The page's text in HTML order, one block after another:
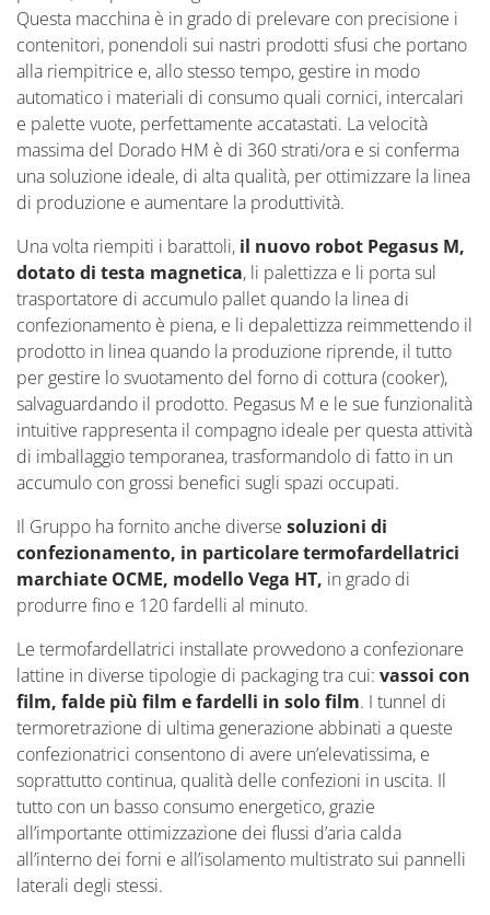
Questa macchina è in grado di prelevare con precisione i
contenitori, ponendoli sui nastri prodotti sfusi che portano
alla riempitrice e, allo stesso tempo, gestire in modo
automatico i materiali di consumo quali cornici, intercalari
e palette vuote, perfettamente accatastati. La velocità
massima del Dorado HM è di 360 strati/ora e si conferma
una soluzione ideale, di alta qualità, per ottimizzare la linea
di produzione e aumentare la produttività.
Una volta riempiti i barattoli, il nuovo robot Pegasus M,
dotato di testa magnetica, li palettizza e li porta sul
trasportatore di accumulo pallet quando la linea di
confezionamento è piena, e li depalettizza reimmettendo il
prodotto in linea quando la produzione riprende, il tutto
per gestire lo svuotamento del forno di cottura (cooker),
salvaguardando il prodotto. Pegasus M e le sue funzionalità
intuitive rappresenta il compagno ideale per questa attività
di imballaggio temporanea, trasformandolo di fatto in un
accumulo con grossi benefici sugli spazi occupati.
Il Gruppo ha fornito anche diverse soluzioni di
confezionamento, in particolare termofardellatrici
marchiate OCME, modello Vega HT, in grado di
produrre fino e 120 fardelli al minuto.
Le termofardellatrici installate provvedono a confezionare
lattine in diverse tipologie di packaging tra cui: vassoi con
film, falde più film e fardelli in solo film. I tunnel di
termoretrazione di ultima generazione abbinati a queste
confezionatrici consentono di avere un’elevatissima, e
soprattutto continua, qualità delle confezioni in uscita. Il
tutto con un basso consumo energetico, grazie
all’importante ottimizzazione dei flussi d’aria calda
all’interno dei forni e all’isolamento multistrato sui pannelli
laterali degli stessi.